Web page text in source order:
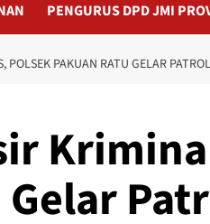
PENGURUS DPD JMI
POLSEK PAKUAN RATU GELAR
Gelar